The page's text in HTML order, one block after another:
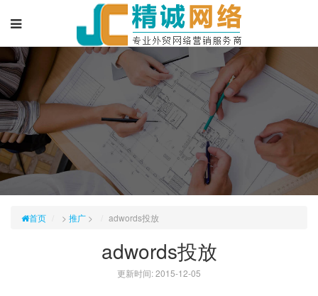
首页 > 推广 > adwords投放
adwords投放
更新时间: 2015-12-05